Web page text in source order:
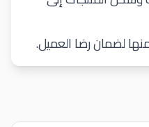
لضمان رضا العميل.